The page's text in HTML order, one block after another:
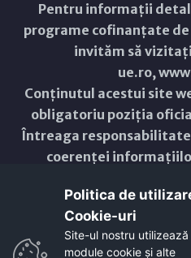
Pentru informații
programe cofinanțate de
invităm să
ue.ro,
Conținutul acestui site
obligatoriu poziția
Întreaga
coerenței
Copyright © 2021 - 2026 -
ResponsiveVoice
Politica de
Cookie-uri‎
Site-ul nostru utilizează
module cookie și alte